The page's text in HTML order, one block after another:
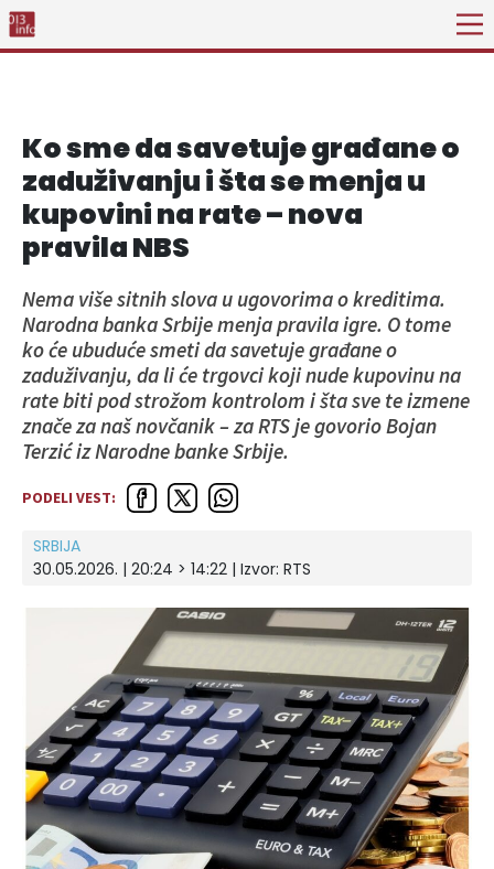
Ko sme da savetuje građane o
zaduživanju i šta se menja u
kupovini na rate – nova
pravila NBS
Nema više sitnih slova u ugovorima o kreditima.
Narodna banka Srbije menja pravila igre. O tome
ko će ubuduće smeti da savetuje građane o
zaduživanju, da li će trgovci koji nude kupovinu na
rate biti pod strožom kontrolom i šta sve te izmene
znače za naš novčanik – za RTS je govorio Bojan
Terzić iz Narodne banke Srbije.
PODELI VEST:
SRBIJA
30.05.2026. | 20:24 > 14:22 | Izvor: RTS